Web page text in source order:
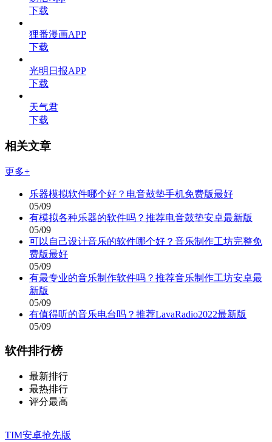
下载
狸番漫画APP
下载
光明日报APP
下载
天气君
下载
相关文章
更多+
乐器模拟软件哪个好？电音鼓垫手机免费版最好
05/09
有模拟各种乐器的软件吗？推荐电音鼓垫安卓最新版
05/09
可以自己设计音乐的软件哪个好？音乐制作工坊完整免
费版最好
05/09
有最专业的音乐制作软件吗？推荐音乐制作工坊安卓最
新版
05/09
有值得听的音乐电台吗？推荐LavaRadio2022最新版
05/09
软件排行榜
最新排行
最热排行
评分最高
TIM安卓抢先版